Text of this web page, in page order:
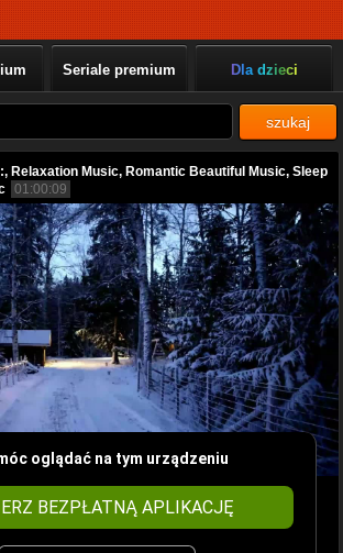
Seriale premium Dla dzieci
szukaj
Relaxation Music, Romantic Beautiful Music, Sleep
01:00:09
oglądać na tym urządzeniu
BEZPŁATNĄ APLIKACJĘ